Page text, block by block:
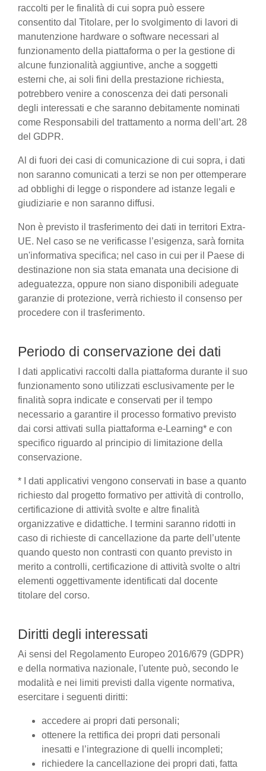
raccolti per le finalità di cui sopra può essere
consentito dal Titolare, per lo svolgimento di lavori di
manutenzione hardware o software necessari al
funzionamento della piattaforma o per la gestione di
alcune funzionalità aggiuntive, anche a soggetti
esterni che, ai soli fini della prestazione richiesta,
potrebbero venire a conoscenza dei dati personali
degli interessati e che saranno debitamente nominati
come Responsabili del trattamento a norma dell’art. 28
del GDPR.
Al di fuori dei casi di comunicazione di cui sopra, i dati
non saranno comunicati a terzi se non per ottemperare
ad obblighi di legge o rispondere ad istanze legali e
giudiziarie e non saranno diffusi.
Non è previsto il trasferimento dei dati in territori Extra-
UE. Nel caso se ne verificasse l’esigenza, sarà fornita
un'informativa specifica; nel caso in cui per il Paese di
destinazione non sia stata emanata una decisione di
adeguatezza, oppure non siano disponibili adeguate
garanzie di protezione, verrà richiesto il consenso per
procedere con il trasferimento.
Periodo di conservazione dei dati
I dati applicativi raccolti dalla piattaforma durante il suo
funzionamento sono utilizzati esclusivamente per le
finalità sopra indicate e conservati per il tempo
necessario a garantire il processo formativo previsto
dai corsi attivati sulla piattaforma e-Learning* e con
specifico riguardo al principio di limitazione della
conservazione.
* I dati applicativi vengono conservati in base a quanto
richiesto dal progetto formativo per attività di controllo,
certificazione di attività svolte e altre finalità
organizzative e didattiche. I termini saranno ridotti in
caso di richieste di cancellazione da parte dell’utente
quando questo non contrasti con quanto previsto in
merito a controlli, certificazione di attività svolte o altri
elementi oggettivamente identificati dal docente
titolare del corso.
Diritti degli interessati
Ai sensi del Regolamento Europeo 2016/679 (GDPR)
e della normativa nazionale, l'utente può, secondo le
modalità e nei limiti previsti dalla vigente normativa,
esercitare i seguenti diritti:
accedere ai propri dati personali;
ottenere la rettifica dei propri dati personali
inesatti e l’integrazione di quelli incompleti;
richiedere la cancellazione dei propri dati, fatta